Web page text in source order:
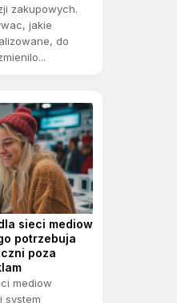
zakupowych.
jakie
do
sieci mediow
potrzebuja
poza
mediow
system